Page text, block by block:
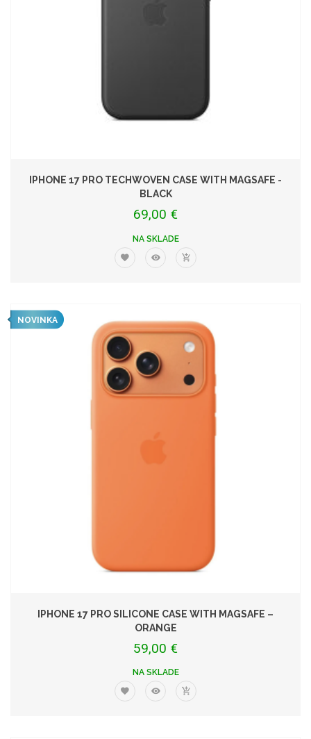
IPHONE 17 PRO TECHWOVEN CASE WITH MAGSAFE -
BLACK
69,00 €
NA SKLADE
NOVINKA
IPHONE 17 PRO SILICONE CASE WITH MAGSAFE –
ORANGE
59,00 €
NA SKLADE